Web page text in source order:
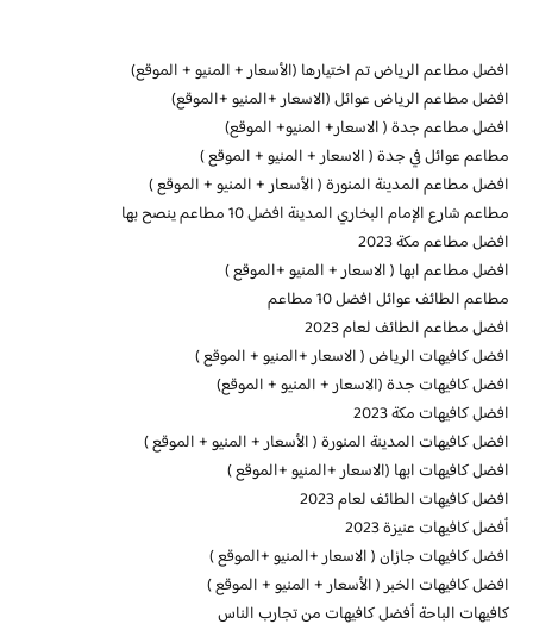
افضل مطاعم الرياض تم اختيارها (الأسعار + المنيو + الموقع)
افضل مطاعم الرياض عوائل (الاسعار +المنيو +الموقع)
افضل مطاعم جدة ( الاسعار+ المنيو+ الموقع)
مطاعم عوائل في جدة ( الاسعار + المنيو + الموقع )
افضل مطاعم المدينة المنورة ( الأسعار + المنيو + الموقع )
مطاعم شارع الإمام البخاري المدينة افضل 10 مطاعم ينصح بها
افضل مطاعم مكة 2023
افضل مطاعم ابها ( الاسعار + المنيو +الموقع )
مطاعم الطائف عوائل افضل 10 مطاعم
افضل مطاعم الطائف لعام 2023
افضل كافيهات الرياض ( الاسعار +المنيو + الموقع )
افضل كافيهات جدة (الاسعار + المنيو + الموقع)
افضل كافيهات مكة 2023
افضل كافيهات المدينة المنورة ( الأسعار + المنيو + الموقع )
افضل كافيهات ابها (الاسعار +المنيو +الموقع )
افضل كافيهات الطائف لعام 2023
أفضل كافيهات عنيزة 2023
افضل كافيهات جازان ( الاسعار +المنيو +الموقع )
افضل كافيهات الخبر ( الأسعار + المنيو + الموقع )
كافيهات الباحة أفضل كافيهات من تجارب الناس